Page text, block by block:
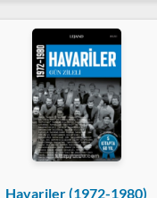
Havariler (1972-1980)